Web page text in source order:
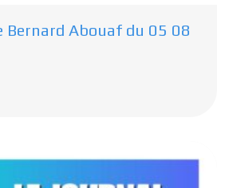
Bernard Abouaf du 05 08